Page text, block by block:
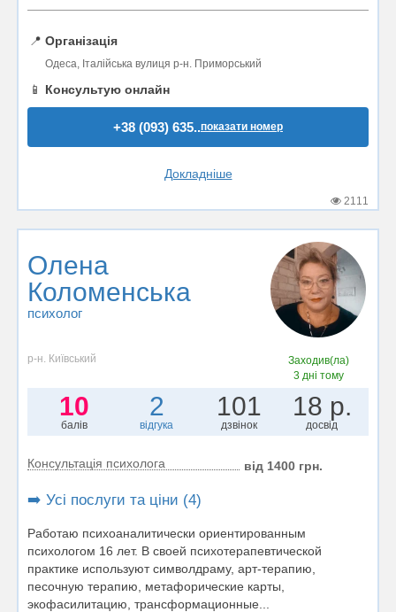
📍 Організація
Одеса, Італійська вулиця р-н. Приморський
📱 Консультую онлайн
+38 (093) 635..показати номер
Докладніше
2111
Олена
Коломенська
психолог
р-н. Київський
Заходив(ла)
3 дні тому
10
балів
2
відгука
101
дзвінок
18 р.
досвід
Консультація психолога від 1400 грн.
➡️ Усі послуги та ціни (4)
Работаю психоаналитически ориентированным
психологом 16 лет. В своей психотерапевтической
практике используют символдраму, арт-терапию,
песочную терапию, метафорические карты,
экофасилитацию, трансформационные...